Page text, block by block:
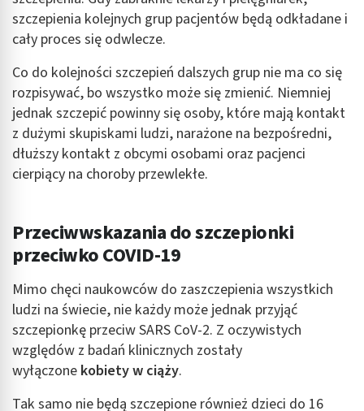
szczepienia kolejnych grup pacjentów będą odkładane i
cały proces się odwlecze.
Co do kolejności szczepień dalszych grup nie ma co się
rozpisywać, bo wszystko może się zmienić. Niemniej
jednak szczepić powinny się osoby, które mają kontakt
z dużymi skupiskami ludzi, narażone na bezpośredni,
dłuższy kontakt z obcymi osobami oraz pacjenci
cierpiący na choroby przewlekłe.
Przeciwwskazania do szczepionki
przeciwko COVID-19
Mimo chęci naukowców do zaszczepienia wszystkich
ludzi na świecie, nie każdy może jednak przyjąć
szczepionkę przeciw SARS CoV-2. Z oczywistych
względów z badań klinicznych zostały
wyłączone kobiety w ciąży.
Tak samo nie będą szczepione również dzieci do 16